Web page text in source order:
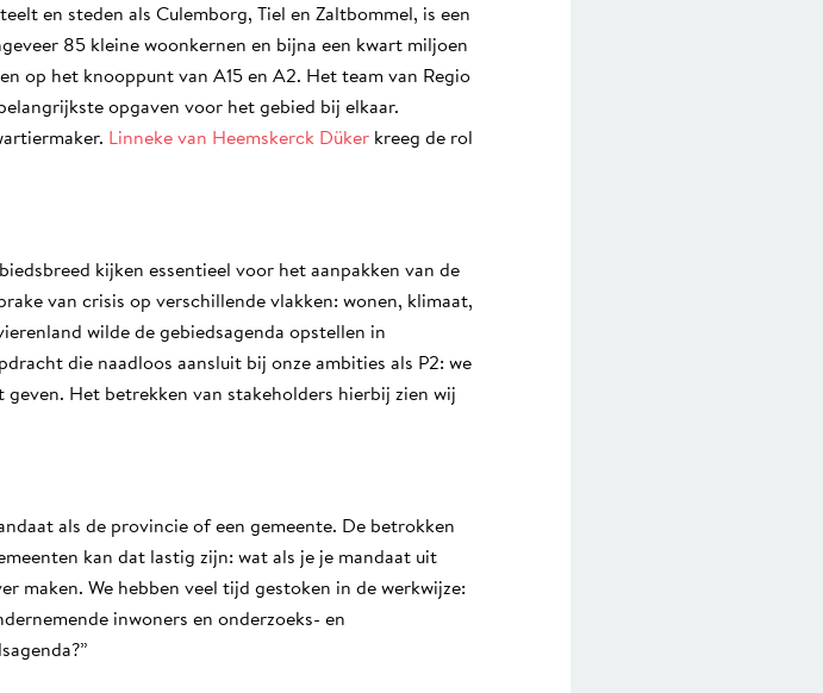
en steden als Culemborg, Tiel en Zaltbommel, is een
85 kleine woonkernen en bijna een kwart miljoen
op het knooppunt van A15 en A2. Het team van Regio
opgaven voor het gebied bij elkaar.
Linneke van Heemskerck Düker kreeg de rol
kijken essentieel voor het aanpakken van de
van crisis op verschillende vlakken: wonen, klimaat,
wilde de gebiedsagenda opstellen in
die naadloos aansluit bij onze ambities als P2: we
Het betrekken van stakeholders hierbij zien wij
als de provincie of een gemeente. De betrokken
kan dat lastig zijn: wat als je je mandaat uit
maken. We hebben veel tijd gestoken in de werkwijze:
inwoners en onderzoeks- en